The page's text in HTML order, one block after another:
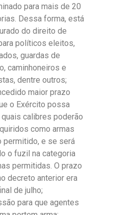
para mais de 20
Dessa forma, está
do direito de
políticos eleitos,
guardas de
caminhoneiros e
dentre outros;
maior prazo
o Exército possa
calibres poderão
como armas
permitido, e se será
o fuzil na categoria
permitidas. O prazo
decreto anterior era
de julho;
para que agentes